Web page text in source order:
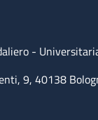
-
9, 40138